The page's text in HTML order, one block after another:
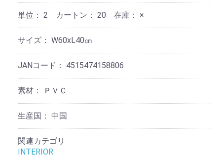
単位： 2 カートン： 20 在庫： ×
サイズ： W60xL40㎝
JANコード： 4515474158806
素材： ＰＶＣ
生産国： 中国
関連カテゴリ
INTERIOR